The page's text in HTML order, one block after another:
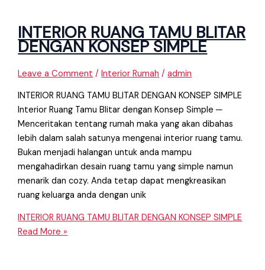
INTERIOR RUANG TAMU BLITAR
DENGAN KONSEP SIMPLE
Leave a Comment /Interior Rumah /admin
INTERIOR RUANG TAMU BLITAR DENGAN KONSEP SIMPLE
Interior Ruang Tamu Blitar dengan Konsep Simple ─
Menceritakan tentang rumah maka yang akan dibahas
lebih dalam salah satunya mengenai interior ruang tamu.
Bukan menjadi halangan untuk anda mampu
mengahadirkan desain ruang tamu yang simple namun
menarik dan cozy. Anda tetap dapat mengkreasikan
ruang keluarga anda dengan unik
INTERIOR RUANG TAMU BLITAR DENGAN KONSEP SIMPLE
Read More »